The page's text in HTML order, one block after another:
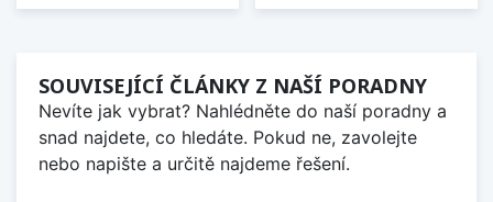
SOUVISEJÍCÍ ČLÁNKY Z NAŠÍ PORADNY
Nevíte jak vybrat? Nahlédněte do naší poradny a
snad najdete, co hledáte. Pokud ne, zavolejte
nebo napište a určitě najdeme řešení.